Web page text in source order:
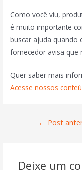
Como você viu,
é muito importante
buscar ajuda quando
fornecedor avisa que
Quer saber mais
Acesse nossos
← Post
Deixe um